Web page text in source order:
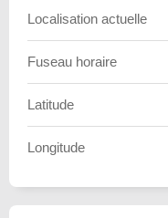
Localisation actuelle
Fuseau horaire
Latitude
Longitude